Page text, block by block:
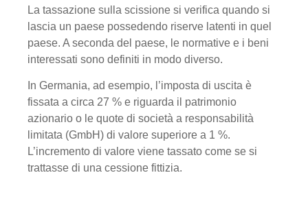
La tassazione sulla scissione si verifica quando si
lascia un paese possedendo riserve latenti in quel
paese. A seconda del paese, le normative e i beni
interessati sono definiti in modo diverso.
In Germania, ad esempio, l’imposta di uscita è
fissata a circa 27 % e riguarda il patrimonio
azionario o le quote di società a responsabilità
limitata (GmbH) di valore superiore a 1 %.
L’incremento di valore viene tassato come se si
trattasse di una cessione fittizia.